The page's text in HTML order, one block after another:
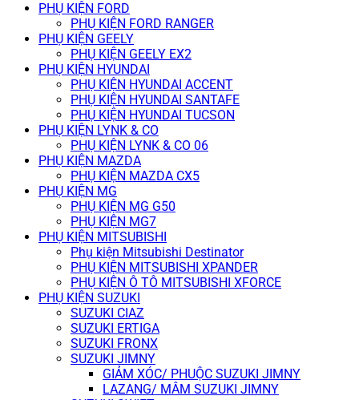
PHỤ KIỆN FORD
PHỤ KIỆN FORD RANGER
PHỤ KIỆN GEELY
PHỤ KIỆN GEELY EX2
PHỤ KIỆN HYUNDAI
PHỤ KIỆN HYUNDAI ACCENT
PHỤ KIỆN HYUNDAI SANTAFE
PHỤ KIỆN HYUNDAI TUCSON
PHỤ KIỆN LYNK & CO
PHỤ KIỆN LYNK & CO 06
PHỤ KIỆN MAZDA
PHỤ KIỆN MAZDA CX5
PHỤ KIỆN MG
PHỤ KIỆN MG G50
PHỤ KIỆN MG7
PHỤ KIỆN MITSUBISHI
Phụ kiện Mitsubishi Destinator
PHỤ KIỆN MITSUBISHI XPANDER
PHỤ KIỆN Ô TÔ MITSUBISHI XFORCE
PHỤ KIỆN SUZUKI
SUZUKI CIAZ
SUZUKI ERTIGA
SUZUKI FRONX
SUZUKI JIMNY
GIẢM XÓC/ PHUỘC SUZUKI JIMNY
LAZANG/ MÂM SUZUKI JIMNY